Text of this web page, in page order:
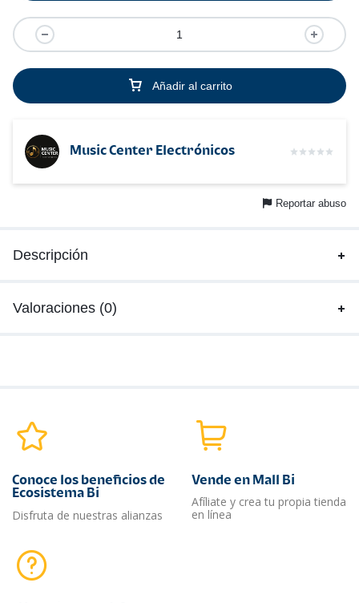
Añadir al carrito
Music Center Electrónicos
Reportar abuso
Descripción
Valoraciones (0)
Conoce los beneficios de
Ecosistema Bi
Disfruta de nuestras alianzas
Vende en Mall Bi
Afíliate y crea tu propia tienda
en línea